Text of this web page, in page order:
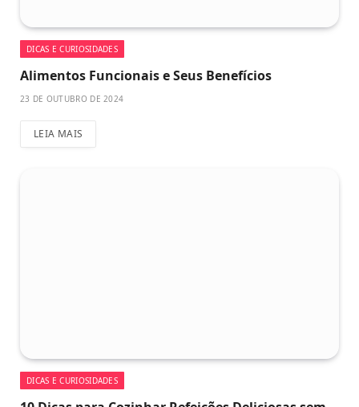
DICAS E CURIOSIDADES
Alimentos Funcionais e Seus Benefícios
23 DE OUTUBRO DE 2024
LEIA MAIS
DICAS E CURIOSIDADES